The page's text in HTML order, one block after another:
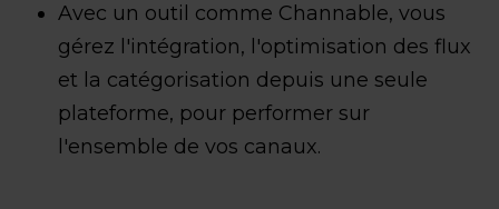
Avec un outil comme Channable, vous
gérez l'intégration, l'optimisation des flux
et la catégorisation depuis une seule
plateforme, pour performer sur
l'ensemble de vos canaux.